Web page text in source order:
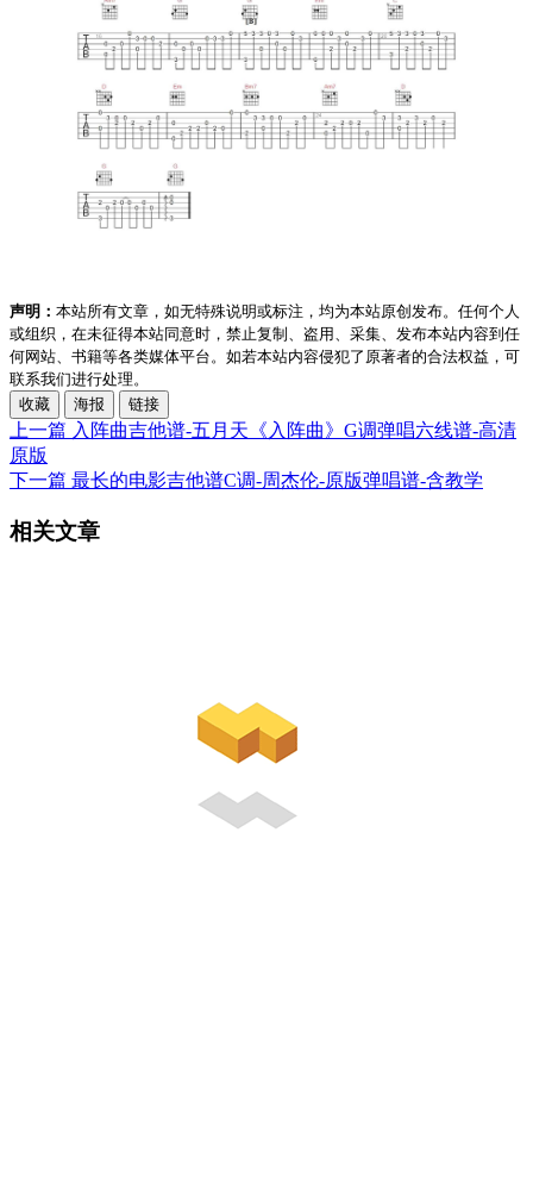
声明： 本站所有文章，如无特殊说明或标注，均为本站原创发布。任何个人
或组织，在未征得本站同意时，禁止复制、盗用、采集、发布本站内容到任
何网站、书籍等各类媒体平台。如若本站内容侵犯了原著者的合法权益，可
联系我们进行处理。
收藏
海报 链接
上一篇 入阵曲吉他谱-五月天《入阵曲》G调弹唱六线谱-高清
原版
下一篇 最长的电影吉他谱C调-周杰伦-原版弹唱谱-含教学
相关文章